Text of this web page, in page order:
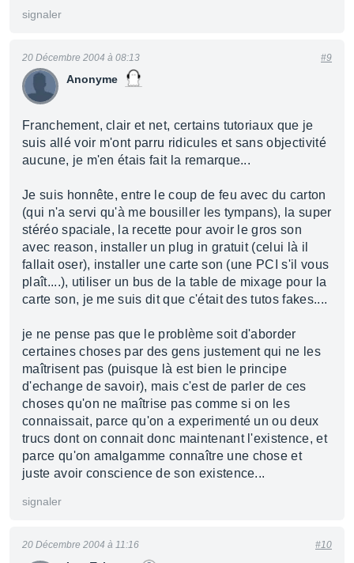
signaler
Anonyme
20 Décembre 2004 à 08:13 #9
Franchement, clair et net, certains tutoriaux que je
suis allé voir m'ont parru ridicules et sans objectivité
aucune, je m'en étais fait la remarque...
Je suis honnête, entre le coup de feu avec du carton
(qui n'a servi qu'à me bousiller les tympans), la super
stéréo spaciale, la recette pour avoir le gros son
avec reason, installer un plug in gratuit (celui là il
fallait oser), installer une carte son (une PCI s'il vous
plaît....), utiliser un bus de la table de mixage pour la
carte son, je me suis dit que c'était des tutos fakes....
je ne pense pas que le problème soit d'aborder
certaines choses par des gens justement qui ne les
maîtrisent pas (puisque là est bien le principe
d'echange de savoir), mais c'est de parler de ces
choses qu'on ne maîtrise pas comme si on les
connaissait, parce qu'on a experimenté un ou deux
trucs dont on connait donc maintenant l'existence, et
parce qu'on amalgamme connaître une chose et
juste avoir conscience de son existence...
signaler
20 Décembre 2004 à 11:16 #10